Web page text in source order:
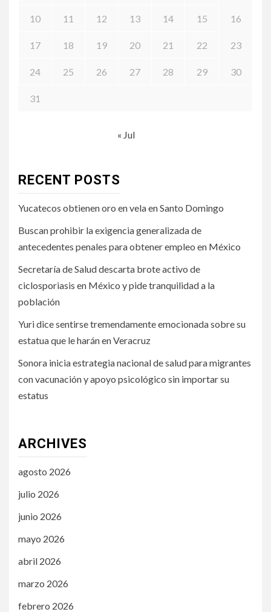
10 11 12 13 14 15 16
17 18 19 20 21 22 23
24 25 26 27 28 29 30
31
« Jul
RECENT POSTS
Yucatecos obtienen oro en vela en Santo Domingo
Buscan prohibir la exigencia generalizada de
antecedentes penales para obtener empleo en México
Secretaría de Salud descarta brote activo de
ciclosporiasis en México y pide tranquilidad a la
población
Yuri dice sentirse tremendamente emocionada sobre su
estatua que le harán en Veracruz
Sonora inicia estrategia nacional de salud para migrantes
con vacunación y apoyo psicológico sin importar su
estatus
ARCHIVES
agosto 2026
julio 2026
junio 2026
mayo 2026
abril 2026
marzo 2026
febrero 2026